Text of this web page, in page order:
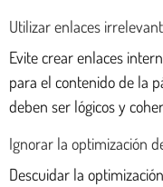
Utilizar enlaces
Evite crear enlaces
para el contenido de la
deben ser lógicos y
Ignorar la optimización
Descuidar la